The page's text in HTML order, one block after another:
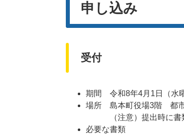
申し込み
受付
期間 令和8年4月1日（水
場所 島本町役場3階 都市
（注意）提出時に書類
必要な書類